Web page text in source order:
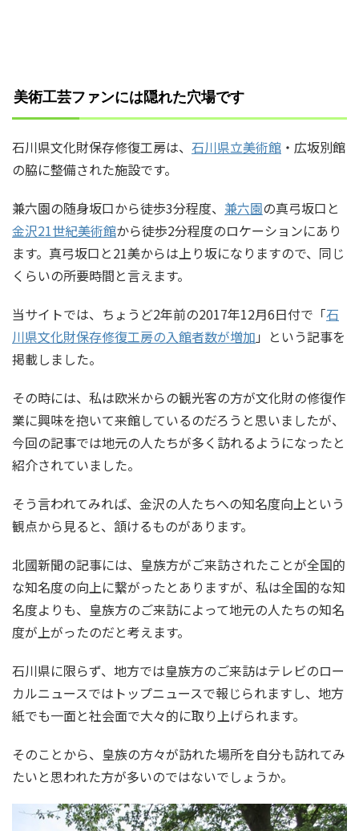
美術工芸ファンには隠れた穴場です
石川県文化財保存修復工房は、 石川県立美術館 ・広坂別館
の脇に整備された施設です。
兼六園の随身坂口から徒歩3分程度、 兼六園の真弓坂口と
金沢21世紀美術館から徒歩2分程度のロケーションにあり
ます。真弓坂口と21美からは上り坂になりますので、同じ
くらいの所要時間と言えます。
当サイトでは、ちょうど2年前の2017年12月6日付で「石
川県文化財保存修復工房の入館者数が増加 」という記事を
掲載しました。
その時には、私は欧米からの観光客の方が文化財の修復作
業に興味を抱いて来館しているのだろうと思いましたが、
今回の記事では地元の人たちが多く訪れるようになったと
紹介されていました。
そう言われてみれば、金沢の人たちへの知名度向上という
観点から見ると、頷けるものがあります。
北國新聞の記事には、皇族方がご来訪されたことが全国的
な知名度の向上に繋がったとありますが、私は全国的な知
名度よりも、皇族方のご来訪によって地元の人たちの知名
度が上がったのだと考えます。
石川県に限らず、地方では皇族方のご来訪はテレビのロー
カルニュースではトップニュースで報じられますし、地方
紙でも一面と社会面で大々的に取り上げられます。
そのことから、皇族の方々が訪れた場所を自分も訪れてみ
たいと思われた方が多いのではないでしょうか。